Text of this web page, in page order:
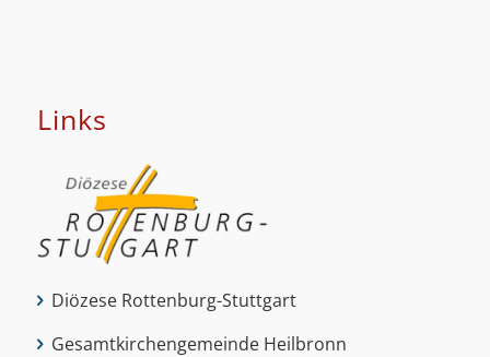
Links
Diözese Rottenburg-Stuttgart
Gesamtkirchengemeinde Heilbronn